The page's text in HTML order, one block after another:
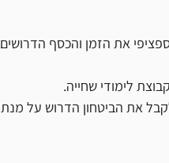
את הזמן והכסף הדרושים
לימודי שחייה.
את הביטחון הדרוש על מנת